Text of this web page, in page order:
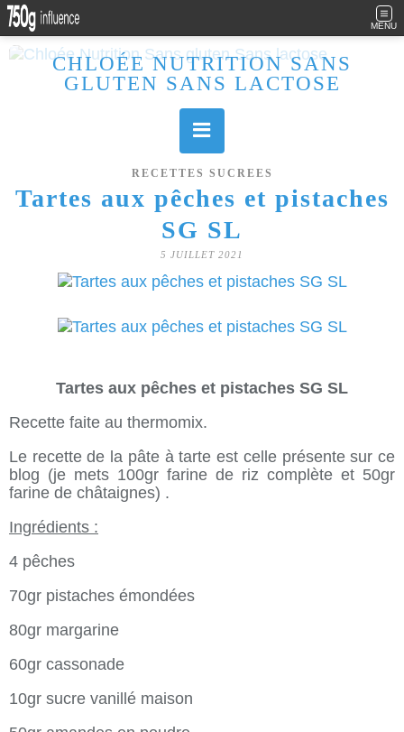
MENU
CHLOÉE NUTRITION SANS
GLUTEN SANS LACTOSE
RECETTES SUCREES
Tartes aux pêches et pistaches
SG SL
5 JUILLET 2021
Tartes aux pêches et pistaches SG SL
Recette faite au thermomix.
Le recette de la pâte à tarte est celle présente sur ce
blog (je mets 100gr farine de riz complète et 50gr
farine de châtaignes) .
Ingrédients :
4 pêches
70gr pistaches émondées
80gr margarine
60gr cassonade
10gr sucre vanillé maison